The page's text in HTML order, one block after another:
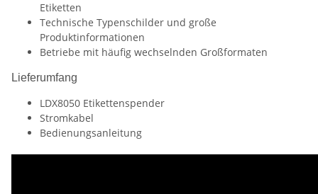
Etiketten
Technische Typenschilder und große
Produktinformationen
Betriebe mit häufig wechselnden Großformaten
Lieferumfang
LDX8050 Etikettenspender
Stromkabel
Bedienungsanleitung